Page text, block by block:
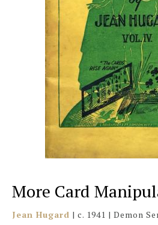
More Card
Jean Hugard | c. 1941 | Demon